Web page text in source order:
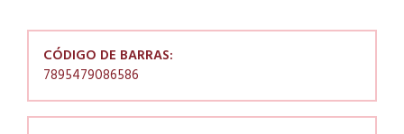
CÓDIGO DE BARRAS:
7895479086586